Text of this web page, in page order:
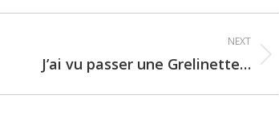
NEXT
J’ai vu passer une Grelinette…